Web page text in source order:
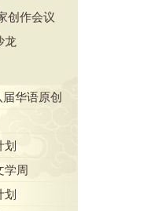
创作会议
龙
届华语原创
划
学周
划